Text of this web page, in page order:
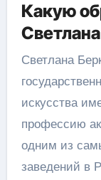
Какую
Светлана
искусства
профессию
одним из
заведений в